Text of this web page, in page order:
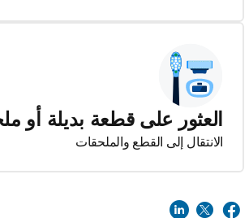
العثور على قطعة بديلة أو
الانتقال إلى القطع والملحقات